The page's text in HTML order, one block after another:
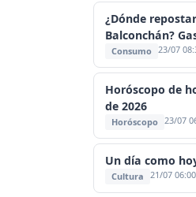
¿Dónde
Balconchán?
Consumo 23/07
Horóscopo de
de 2026
Horóscopo 23/07
Un día como
Cultura 21/07 06:00